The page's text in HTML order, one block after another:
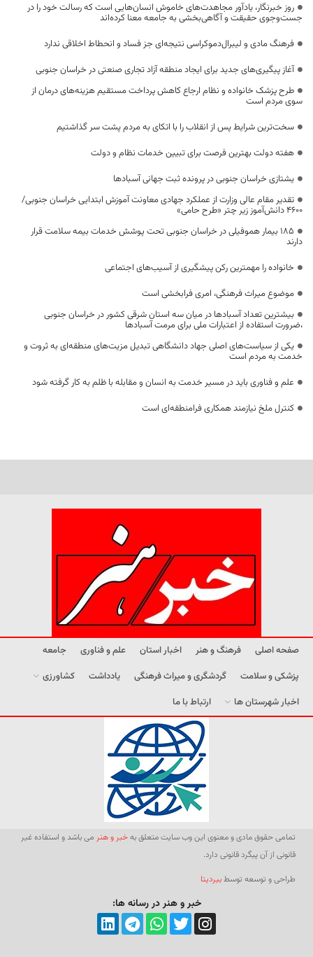
روز خبرنگار، یادآور مجاهدت‌های خاموش انسان‌هایی است که رسالت خود را در
جست‌وجوی حقیقت و آگاهی‌بخشی به جامعه معنا کرده‌اند
فرهنگ مادی و لیبرال‌دموکراسی نتیجه‌ای جز فساد و انحطاط اخلاقی ندارد
آغاز پیگیری‌های جدید برای ایجاد منطقه آزاد تجاری صنعتی در خراسان جنوبی
طرح پزشک خانواده و نظام ارجاع کاهش پرداخت مستقیم هزینه‌های درمان از
سوی مردم است
سخت‌ترین شرایط پس از انقلاب را با اتکای به مردم پشت سر گذاشتیم
هفته دولت بهترین فرصت برای تبیین خدمات نظام و دولت
یشتازی خراسان جنوبی در پرونده ثبت جهانی آسبادها
تقدیر مقام عالی وزارت از عملکرد جهادی معاونت آموزش ابتدایی خراسان جنوبی/
۴۶۰۰ دانش‌آموز زیر چتر «طرح حامی»
۱۸۵ بیمار هموفیلی در خراسان جنوبی تحت پوشش خدمات بیمه سلامت قرار
دارند
خانواده را مهمترین رکن پیشگیری از آسیب‌های اجتماعی
موضوع میراث فرهنگی، امری فرابخشی است
بیشترین تعداد آسبادها در میان سه استان شرقی کشور در خراسان جنوبی
،ضرورت استفاده از اعتبارات ملی برای مرمت آسبادها
یکی از سیاست‌های اصلی جهاد دانشگاهی تبدیل مزیت‌های منطقه‌ای به ثروت و
خدمت به مردم است
علم و فناوری باید در مسیر خدمت به انسان و مقابله با ظلم به کار گرفته شود
کنترل ملخ نیازمند همکاری فرامنطقه‌ای است
صفحه اصلی فرهنگ و هنر اخبار استان علم و فناوری
جامعه
پزشکی و سلامت
گردشگری و میراث فرهنگی یادداشت
کشاورزی
اخبار شهرستان ها
ارتباط با ما
تمامی حقوق مادی و معنوی این وب سایت متعلق بهخبر و هنر می باشد و استفاده غیر
قانونی از آن پیگرد قانونی دارد.
طراحی و توسعه توسطبیردیتا
خبر و هنر در رسانه ها: